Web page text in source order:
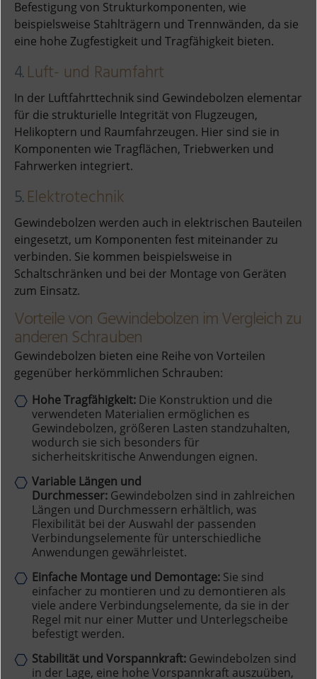
Befestigung von Strukturkomponenten, wie
beispielsweise Stahlträgern und Trennwänden, da sie
eine hohe Zugfestigkeit und Tragfähigkeit bieten.
4.Luft- und Raumfahrt
In der Luftfahrttechnik sind Gewindebolzen elementar
für die strukturielle Integrität von Flugzeugen,
Helikoptern und Raumfahrzeugen. Hier sind sie in
Komponenten wie Tragflächen, Triebwerken und
Fahrwerken integriert.
5.Elektrotechnik
Gewindebolzen werden auch in elektrischen Bauteilen
eingesetzt, um Komponenten fest miteinander zu
verbinden. Sie kommen beispielsweise in
Schaltschränken und bei der Montage von Geräten
zum Einsatz.
Vorteile von Gewindebolzen im Vergleich zu
anderen Schrauben
Gewindebolzen bieten eine Reihe von Vorteilen
gegenüber herkömmlichen Schrauben:
Hohe Tragfähigkeit: Die Konstruktion und die
verwendeten Materialien ermöglichen es
Gewindebolzen, größeren Lasten standzuhalten,
wodurch sie sich besonders für
sicherheitskritische Anwendungen eignen.
Variable Längen und
Durchmesser: Gewindebolzen sind in zahlreichen
Längen und Durchmessern erhältlich, was
Flexibilität bei der Auswahl der passenden
Verbindungselemente für unterschiedliche
Anwendungen gewährleistet.
Einfache Montage und Demontage: Sie sind
einfacher zu montieren und zu demontieren als
viele andere Verbindungselemente, da sie in der
Regel mit nur einer Mutter und Unterlegscheibe
befestigt werden.
Stabilität und Vorspannkraft: Gewindebolzen sind
in der Lage, eine hohe Vorspannkraft auszuüben,